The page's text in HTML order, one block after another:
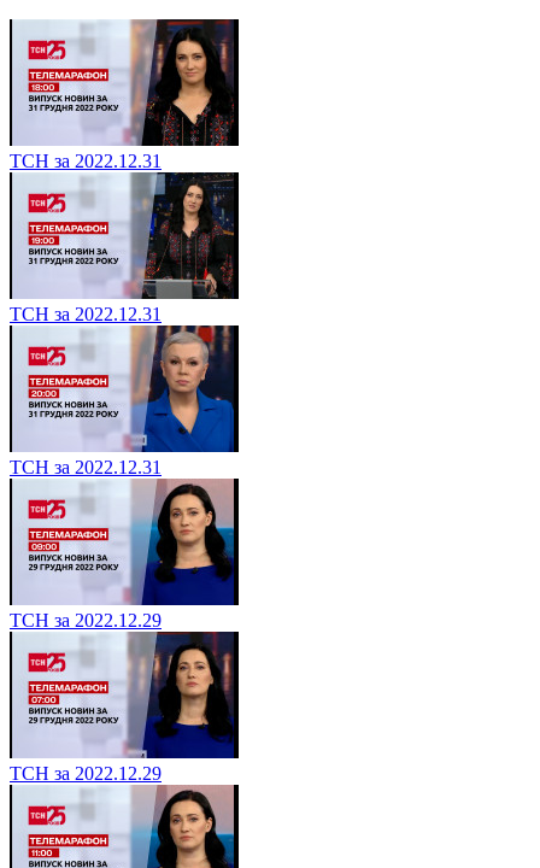
ТСН за 2022.12.31
ТСН за 2022.12.31
ТСН за 2022.12.31
ТСН за 2022.12.29
ТСН за 2022.12.29